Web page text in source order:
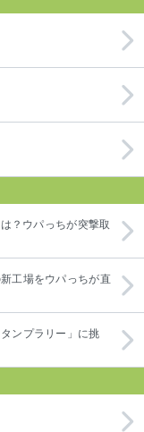
？ウパっちが突撃取
工場をウパっちが直
ンプラリー」に挑